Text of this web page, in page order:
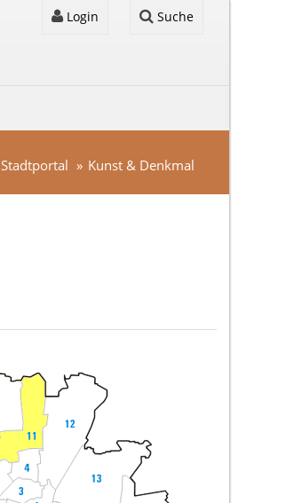
Login Suche
Stadtportal Kunst & Denkmal